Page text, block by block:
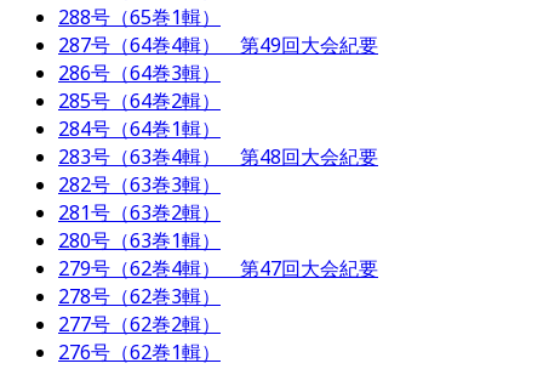
288号（65巻1輯）
287号（64巻4輯） 第49回大会紀要
286号（64巻3輯）
285号（64巻2輯）
284号（64巻1輯）
283号（63巻4輯） 第48回大会紀要
282号（63巻3輯）
281号（63巻2輯）
280号（63巻1輯）
279号（62巻4輯） 第47回大会紀要
278号（62巻3輯）
277号（62巻2輯）
276号（62巻1輯）